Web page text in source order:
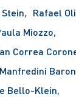
Rafael
Miozzo
Correa
Bello-Klein